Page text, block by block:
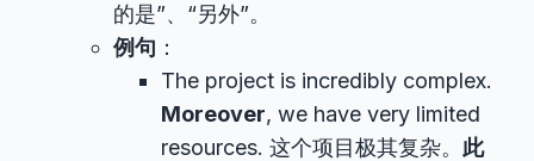
的是”、“另外”。
例句 ：
The project is incredibly complex.
Moreover, we have very limited
resources. 这个项目极其复杂。 此